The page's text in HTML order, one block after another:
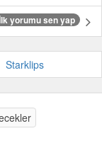
İlk yorumu sen yap
Starklips